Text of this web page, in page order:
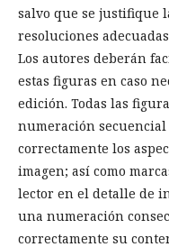
salvo que se justifique
resoluciones
Los autores deberán
estas figuras en caso
edición. Todas las
numeración
correctamente los
imagen; así como
lector en el detalle de
una numeración
correctamente su